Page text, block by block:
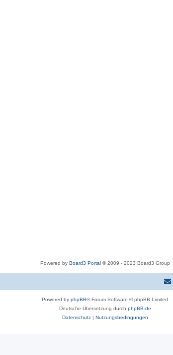
Powered by Board3 Portal© 2009 - 2023 Board3 Group
Powered by phpBB® Forum Software © phpBB Limited
Deutsche Übersetzung durch phpBB.de
Datenschutz| Nutzungsbedingungen